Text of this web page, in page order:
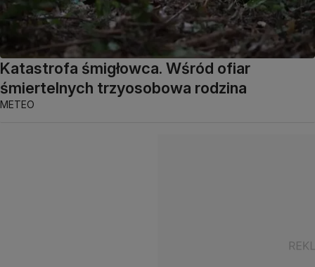
Katastrofa śmigłowca. Wśród ofiar
śmiertelnych trzyosobowa rodzina
METEO